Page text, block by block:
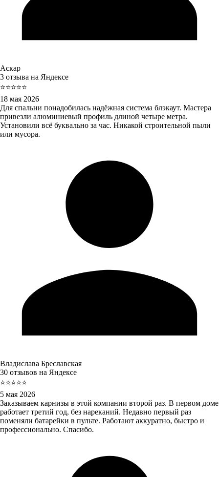
Аскар
3 отзыва на Яндексе
⭐⭐⭐⭐⭐
18 мая 2026
Для спальни понадобилась надёжная система блэкаут. Мастера
привезли алюминиевый профиль длиной четыре метра.
Установили всё буквально за час. Никакой строительной пыли
или мусора.
Владислава Бреславская
30 отзывов на Яндексе
⭐⭐⭐⭐⭐
5 мая 2026
Заказываем карнизы в этой компании второй раз. В первом доме
работает третий год, без нареканий. Недавно первый раз
поменяли батарейки в пульте. Работают аккуратно, быстро и
профессионально. Спасибо.